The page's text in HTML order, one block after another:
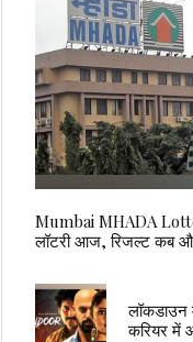
Mumbai MHADA
लॉटरी आज, रिजल्ट कब
लॉकडाउन
करियर में